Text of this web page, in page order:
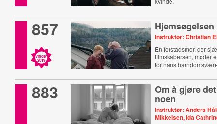
857
Vinder
2019
Hjemsøgelsen
Instruktør: Christian
En forstadsmor, der
filmskabersøn, møder
for hans
883 Om å gjøre
noen
Instruktør: Anders
Mikkelsen, Ida